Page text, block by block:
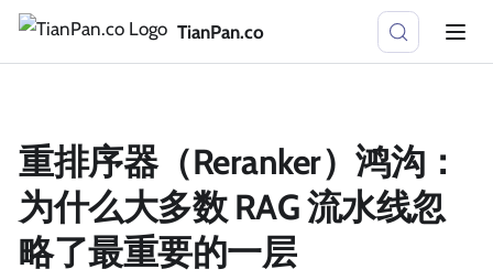
TianPan.co
重排序器（Reranker）鸿沟：
为什么大多数 RAG 流水线忽
略了最重要的一层